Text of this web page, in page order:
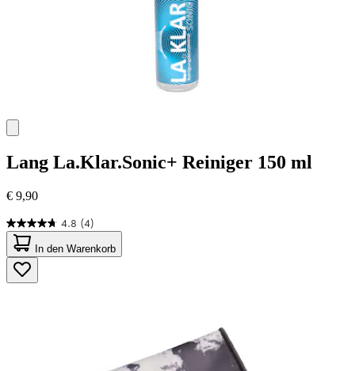
Lang La.Klar.Sonic+ Reiniger 150 ml
€ 9,90
4.8 (4)
4.8
von
5
Sternen.
4
In den Warenkorb